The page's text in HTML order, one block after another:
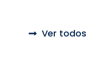
Ver todos